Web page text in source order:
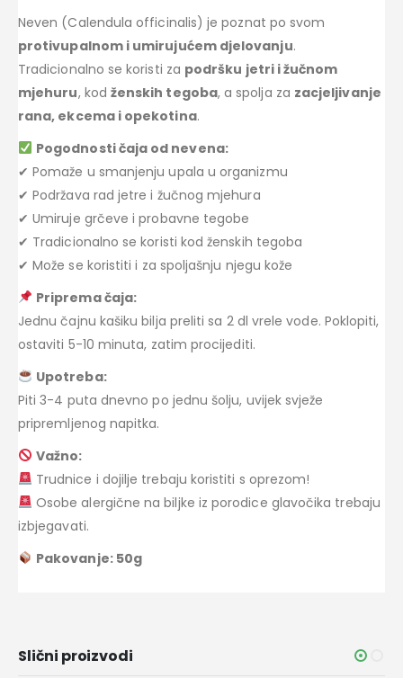
Neven (Calendula officinalis) je poznat po svom
protivupalnom i umirujućem djelovanju.
Tradicionalno se koristi za podršku jetri i žučnom
mjehuru, kod ženskih tegoba, a spolja za zacjeljivanje
rana, ekcema i opekotina.
Pogodnosti čaja od nevena:
✔ Pomaže u smanjenju upala u organizmu
✔ Podržava rad jetre i žučnog mjehura
✔ Umiruje grčeve i probavne tegobe
✔ Tradicionalno se koristi kod ženskih tegoba
✔ Može se koristiti i za spoljašnju njegu kože
Priprema čaja:
Jednu čajnu kašiku bilja preliti sa 2 dl vrele vode. Poklopiti,
ostaviti 5-10 minuta, zatim procijediti.
Upotreba:
Piti 3-4 puta dnevno po jednu šolju, uvijek svježe
pripremljenog napitka.
Važno:
Trudnice i dojilje trebaju koristiti s oprezom!
Osobe alergične na biljke iz porodice glavočika trebaju
izbjegavati.
Pakovanje: 50g
Slični proizvodi